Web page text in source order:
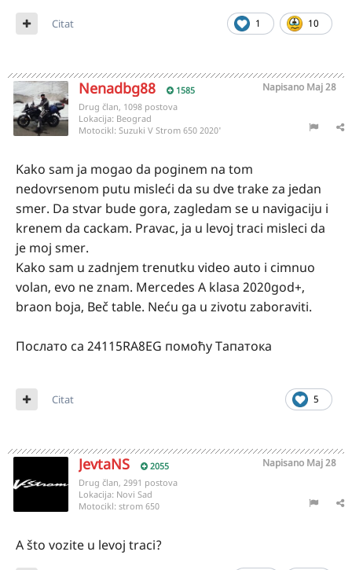
1 10
Citat
Nenadbg88 1585 Napisano Maj 28
Drug član, 1098 postova
Lokacija: Beograd
Motocikl: Suzuki V Strom 650 2020'
Kako sam ja mogao da poginem na tom
nedovrsenom putu misleći da su dve trake za jedan
smer. Da stvar bude gora, zagledam se u navigaciju i
krenem da cackam. Pravac, ja u levoj traci misleci da
je moj smer.
Kako sam u zadnjem trenutku video auto i cimnuo
volan, evo ne znam. Mercedes A klasa 2020god+,
braon boja, Beč table. Neću ga u zivotu zaboraviti.
Послато са 24115RA8EG помоћу Тапатока
5
Citat
JevtaNS 2055 Napisano Maj 28
Drug član, 2991 postova
Lokacija: Novi Sad
Motocikl: strom 650
A što vozite u levoj traci?